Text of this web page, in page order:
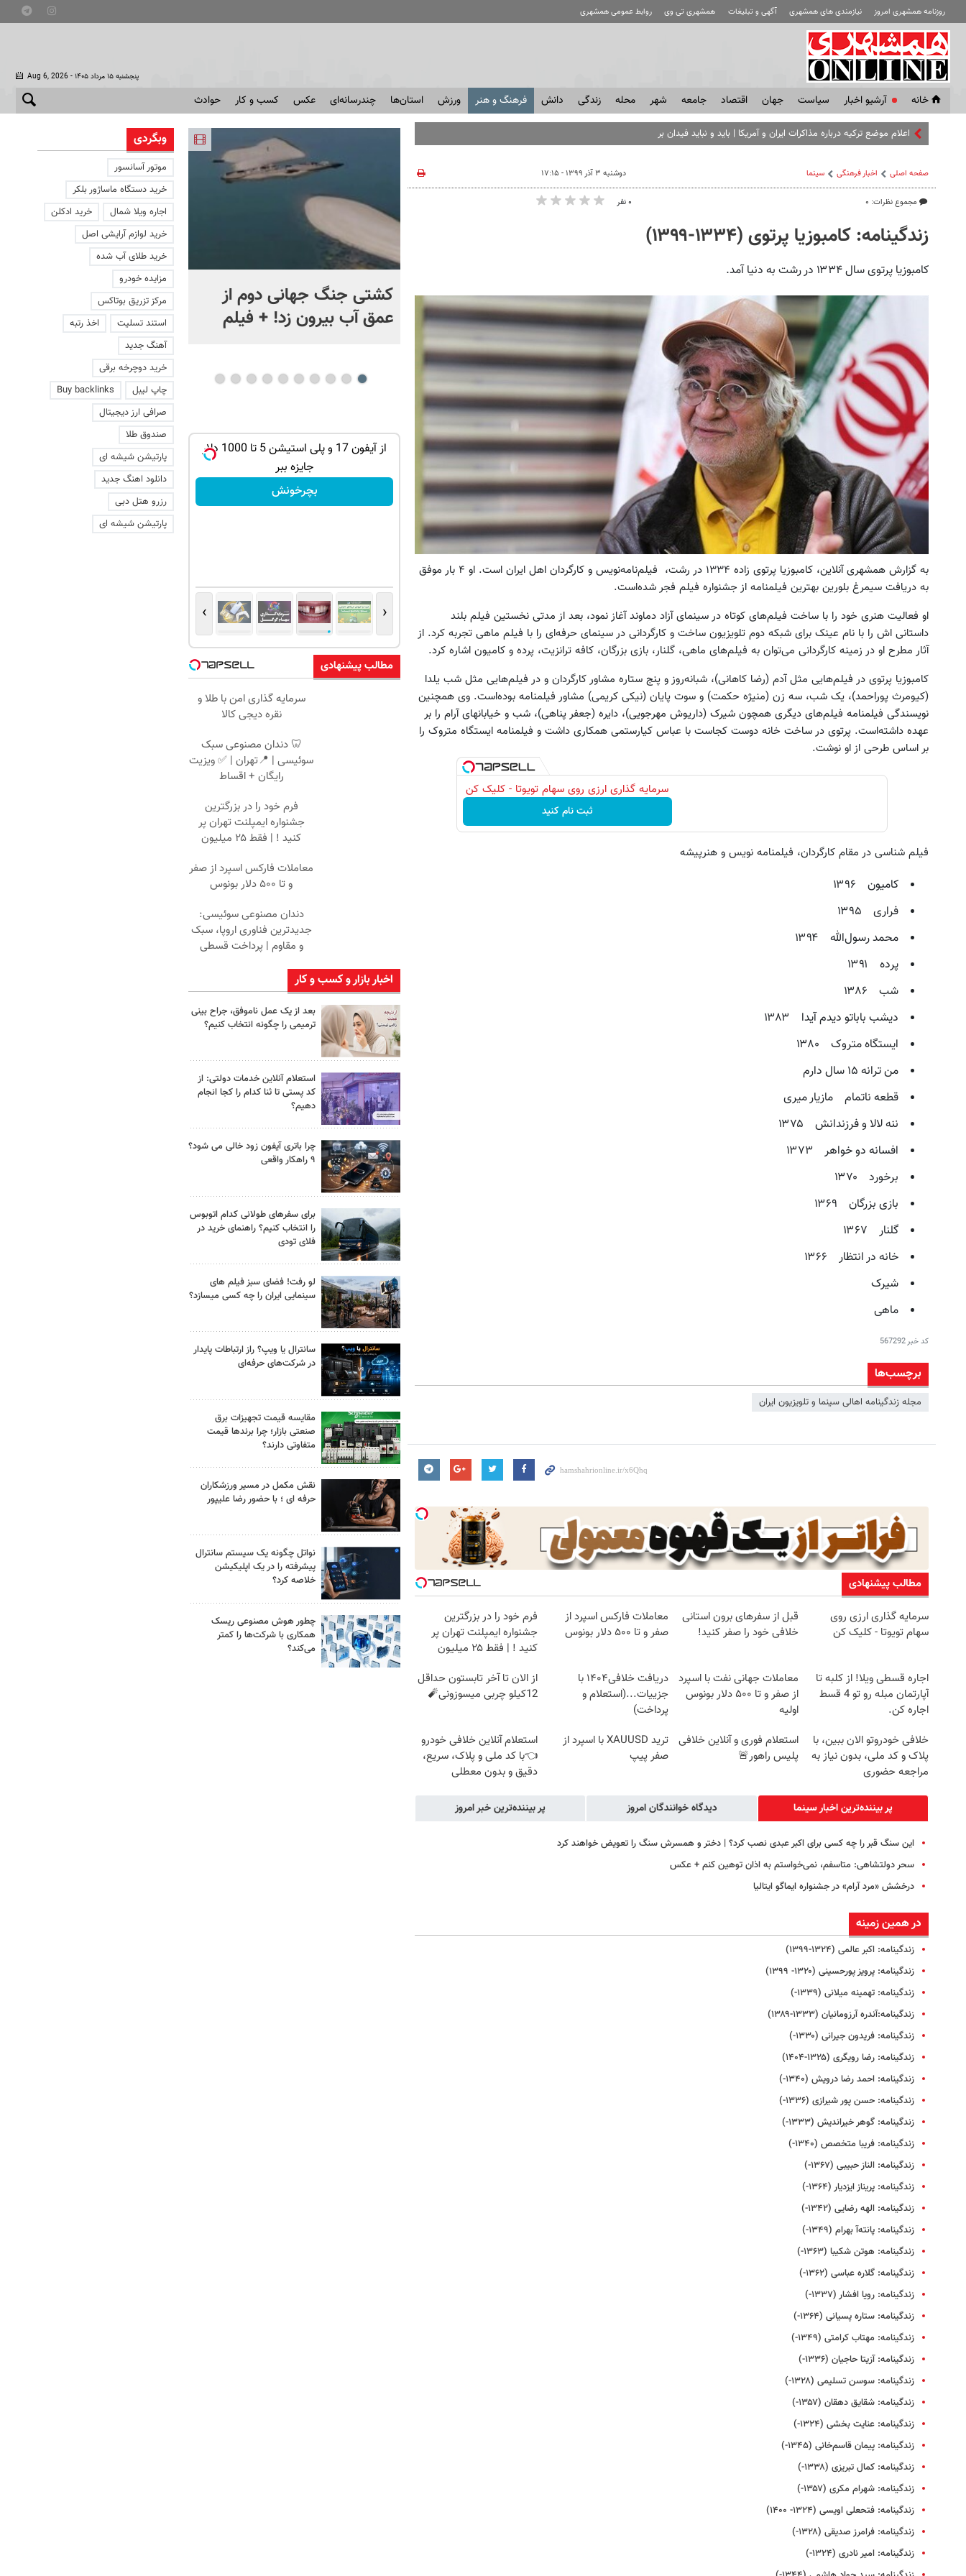
روزنامه همشهری امروز نیازمندی های همشهری آگهی و تبلیغات همشهری تی وی روابط عمومی همشهری
Aug 6, 2026 - پنجشنبه ۱۵ مرداد ۱۴۰۵
خانه آرشیو اخبار سياست جهان اقتصاد جامعه شهر محله زندگی دانش فرهنگ و هنر ورزش استان‌ها چندرسانه‌ای عکس کسب و کار حوادث
اعلام موضع ترکیه درباره مذاکرات ایران و آمریکا | باید و نباید فیدان برای اسرائیل | الشیبانی:
صفحه اصلی اخبار فرهنگی سینما
مجموع نظرات: ۰
دوشنبه ۳ آذر ۱۳۹۹ - ۱۷:۱۵
۰ نفر
زندگینامه: کامبوزیا پرتوی (۱۳۳۴-۱۳۹۹)
کامبوزیا پرتوی سال ۱۳۳۴ در رشت به دنیا آمد.
به گزارش همشهری آنلاین، کامبوزیا پرتوی زاده ۱۳۳۴ در رشت، فیلم‌نامه‌نویس و کارگردان اهل ایران است. او ۴ بار موفق
به دریافت سیمرغ بلورین بهترین فیلمنامه از جشنواره فیلم فجر شده‌است.
او فعالیت هنری خود را با ساخت فیلم‌های کوتاه در سینمای آزاد دماوند آغاز نمود، بعد از مدتی نخستین فیلم بلند
داستانی اش را با نام عینک برای شبکه دوم تلویزیون ساخت و کارگردانی در سینمای حرفه‌ای را با فیلم ماهی تجربه کرد. از
آثار مطرح او در زمینه کارگردانی می‌توان به فیلم‌های ماهی، گلنار، بازی بزرگان، کافه ترانزیت، پرده و کامیون اشاره کرد.
کامبوزیا پرتوی در فیلم‌هایی مثل آدم (رضا کاهانی)، شبانه‌روز و پنج ستاره مشاور کارگردان و در فیلم‌هایی مثل شب یلدا
(کیومرث پوراحمد)، یک شب، سه زن (منیژه حکمت) و سوت پایان (نیکی کریمی) مشاور فیلمنامه بوده‌است. وی همچنین
نویسندگی فیلمنامه فیلم‌های دیگری همچون شیرک (داریوش مهرجویی)، دایره (جعفر پناهی)، شب و خیابانهای آرام را بر
عهده داشته‌است. پرتوی در ساخت خانه دوست کجاست با عباس کیارستمی همکاری داشت و فیلمنامه ایستگاه متروک را
بر اساس طرحی از او نوشت.
سرمایه گذاری ارزی روی سهام تویوتا - کلیک کن
ثبت نام کنید
فیلم شناسی در مقام کارگردان، فیلمنامه نویس و هنرپیشه
کامیون ۱۳۹۶
فراری ۱۳۹۵
محمد رسول‌الله ۱۳۹۴
پرده ۱۳۹۱
شب ۱۳۸۶
دیشب باباتو دیدم آیدا ۱۳۸۳
ایستگاه متروک ۱۳۸۰
من ترانه ۱۵ سال دارم
قطعه ناتمام مازیار میری
ننه لالا و فرزندانش ۱۳۷۵
افسانه دو خواهر ۱۳۷۳
برخورد ۱۳۷۰
بازی بزرگان ۱۳۶۹
گلنار ۱۳۶۷
خانه در انتظار ۱۳۶۶
شیرک
ماهی
کد خبر567292
برچسب‌ها
مجله زندگینامه اهالی سینما و تلویزیون ایران
مطالب پیشنهادی
سرمایه گذاری ارزی روی
سهام تویوتا - کلیک کن
قبل از سفرهای برون استانی
خلافی خود را صفر کنید!
معاملات فارکس اسپرد از
صفر و تا ۵۰۰ دلار بونوس
فرم خود را در بزرگترین
جشنواره ایمپلنت تهران پر
کنید ! | فقط ۲۵ میلیون
اجاره‌ قسطی ویلا! از کلبه تا
آپارتمان مبله رو تو 4 قسط
اجاره کن.
معاملات جهانی نفت با اسپرد
از صفر و تا ۵۰۰ دلار بونوس
اولیه
دریافت خلافی۱۴۰۴ با
جزییات...(استعلام و
پرداخت)
از الان تا آخر تابستون حداقل
12کیلو چربی میسوزونی🧨
خلافی خودروتو الان ببین، با
پلاک و کد ملی، بدون نیاز به
مراجعه حضوری
استعلام فوری و آنلاین خلافی
پلیس راهور🚨
ترید XAUUSD با اسپرد از
صفر پیپ
استعلام آنلاین خلافی خودرو
👈با کد ملی و پلاک، سریع،
دقیق و بدون معطلی
پر بیننده‌ترین اخبار سینما دیدگاه خوانندگان امروز پر بیننده‌ترین خبر امروز
این سنگ قبر را چه کسی برای اکبر عبدی نصب کرد؟ | دختر و همسرش سنگ را تعویض خواهند کرد
سحر دولتشاهی: متاسفم، نمی‌خواستم به اذان توهین کنم +‌ عکس
درخشش «مرد آرام» در جشنواره ایماگو ایتالیا
در همین زمینه
زندگینامه: اکبر عالمی (۱۳۲۴-۱۳۹۹)
زندگینامه: پرویز پورحسینی (۱۳۲۰- ۱۳۹۹)
زندگینامه: تهمینه میلانی (۱۳۳۹-)
زندگینامه:آندره ‌آرزومانیان (۱۳۳۳-۱۳۸۹)
زندگینامه: فریدون جیرانی (۱۳۳۰-)
زندگینامه: رضا رویگری (۱۳۲۵-۱۴۰۴)
زندگینامه: احمد رضا درویش (۱۳۴۰-)
زندگینامه: حسن پور شیرازی (۱۳۳۶-)
زندگینامه: گوهر خیراندیش (۱۳۳۳-)
زندگینامه: فریبا متخصص (۱۳۴۰-)
زندگینامه: الناز حبیبی (۱۳۶۷-)
زندگینامه: پریناز ایزدیار (۱۳۶۴-)
زندگینامه: الهه رضایی (۱۳۴۲-)
زندگینامه: پانته‌آ بهرام (۱۳۴۹-)
زندگینامه: هوتن شکیبا (۱۳۶۳-)
زندگینامه: گلاره عباسی (۱۳۶۲-)
زندگینامه: رویا افشار (۱۳۳۷-)
زندگینامه: ستاره پسیانی (۱۳۶۴-)
زندگینامه: مهتاب کرامتی (۱۳۴۹-)
زندگینامه: آزیتا حاجیان (۱۳۳۶-)
زندگینامه: سوسن تسلیمی (۱۳۲۸-)
زندگینامه: شقایق دهقان (۱۳۵۷-)
زندگینامه: عنایت بخشی (۱۳۲۴-)
زندگینامه: پیمان قاسم‌خانی (۱۳۴۵-)
زندگینامه: کمال تبریزی (۱۳۳۸-)
زندگینامه: شهرام مکری (۱۳۵۷-)
زندگینامه: فتحعلی اویسی (۱۳۲۴- ۱۴۰۰)
زندگینامه: فرامرز صدیقی (۱۳۲۸-)
زندگینامه: امیر نادری (۱۳۲۴-)
برخورد تاریخی موشک فالکون
۹ با ماه + فیلم
کشتی‌ جنگ جهانی دوم از
عمق آب بیرون زد! + فیلم
افشای اطلاعات برای ترور
بارون ترامپ | ماجرای قرار
عاشقانه با یک زن
ثبت نام کنید
به بزرگترین جشنواره ایمپلنت تهران سر بزنید
! | فقط ۲۵ میلیون !
رزرورایگان نوبت
میدونستی میتونی از بالا رفتن ارزش سهام
گوگل سود کسب کنی؟
ثبت نام کنید
از آیفون 17 و پلی استیشن 5 تا 1000 دلار
جایزه ببر
بچرخونش
‹
›
مطالب پیشنهادی
سرمایه گذاری امن با طلا و
نقره دیجی کالا
🦷 دندان مصنوعی سبک
سوئیسی | 📍تهران | ✅ ویزیت
رایگان + اقساط
فرم خود را در بزرگترین
جشنواره ایمپلنت تهران پر
کنید ! | فقط ۲۵ میلیون
معاملات فارکس اسپرد از صفر
و تا ۵۰۰ دلار بونوس
دندان مصنوعی سوئیسی:
جدیدترین فناوری اروپا، سبک
و مقاوم | پرداخت قسطی
اخبار بازار و کسب و کار
بعد از یک عمل ناموفق، جراح بینی
ترمیمی را چگونه انتخاب کنیم؟
استعلام آنلاین خدمات دولتی: از
کد پستی تا ثنا کدام را کجا انجام
دهیم؟
چرا باتری آیفون زود خالی می شود؟
۹ راهکار واقعی
برای سفرهای طولانی کدام اتوبوس
را انتخاب کنیم؟ راهنمای خرید در
فلای تودی
لو رفت! فضای سبز فیلم های
سینمایی ایران را چه کسی میسازد؟
سانترال یا ویپ؟ راز ارتباطات پایدار
در شرکت‌های حرفه‌ای
مقایسه قیمت تجهیزات برق
صنعتی بازار؛ چرا برندها قیمت
متفاوتی دارند؟
نقش مکمل در مسیر ورزشکاران
حرفه ای ؛ با حضور رضا علیپور
نواتل چگونه یک سیستم سانترال
پیشرفته را در یک اپلیکیشن
خلاصه کرد؟
چطور هوش مصنوعی ریسک
همکاری با شرکت‌ها را کمتر
می‌کند؟
وبگردی
موتور آسانسور
خرید دستگاه ماساژور بلکر
اجاره ویلا شمال
خرید ادکلن
خرید لوازم آرایشی اصل
خرید طلای آب شده
مزایده خودرو
مرکز تزریق بوتاکس
استند تسلیت
اخذ رتبه
آهنگ جدید
خرید دوچرخه برقی
چاپ لیبل
Buy backlinks
صرافی ارز دیجیتال
صندوق طلا
پارتیشن شیشه ای
دانلود اهنگ جدید
رزرو هتل دبی
پارتیشن شیشه ای